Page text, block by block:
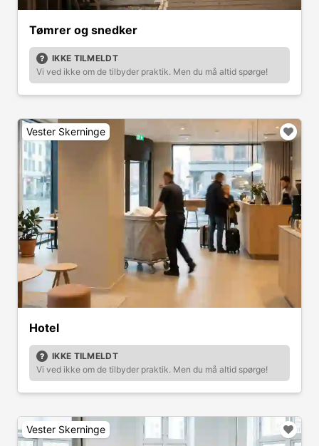
Tømrer og snedker
IKKE TILMELDT
Vi ved ikke om de tilbyder praktik. Men du må altid spørge!
Vester Skerninge
Hotel
IKKE TILMELDT
Vi ved ikke om de tilbyder praktik. Men du må altid spørge!
Vester Skerninge